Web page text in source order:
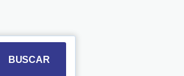
and select a date. Press the
calendar and select a date.
BUSCAR